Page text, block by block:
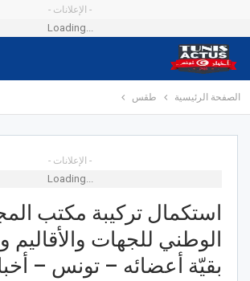
- الإعلانات -
Loading...
الصفحة الرئيسية طقس
- الإعلانات -
Loading...
استكمال تركيبة مكتب
الوطني للجهات والأقاليم
بقيّة أعضائه – تونس –